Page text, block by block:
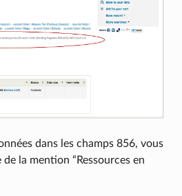
dans les champs 856, vous
la mention “Ressources en